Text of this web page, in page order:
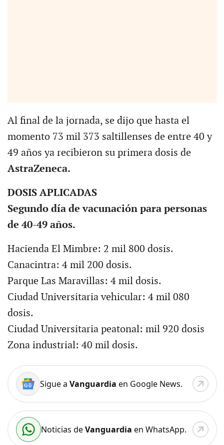
Al final de la jornada, se dijo que hasta el
momento 73 mil 373 saltillenses de entre 40 y
49 años ya recibieron su primera dosis de
AstraZeneca.
DOSIS APLICADAS
Segundo día de vacunación para personas
de 40-49 años.
Hacienda El Mimbre: 2 mil 800 dosis.
Canacintra: 4 mil 200 dosis.
Parque Las Maravillas: 4 mil dosis.
Ciudad Universitaria vehicular: 4 mil 080
dosis.
Ciudad Universitaria peatonal: mil 920 dosis
Zona industrial: 40 mil dosis.
Sigue a Vanguardia en Google News.
Noticias deVanguardia en WhatsApp.